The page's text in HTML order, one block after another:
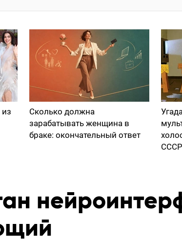
Сколько должна
зарабатывать женщина в
браке: окончательный ответ